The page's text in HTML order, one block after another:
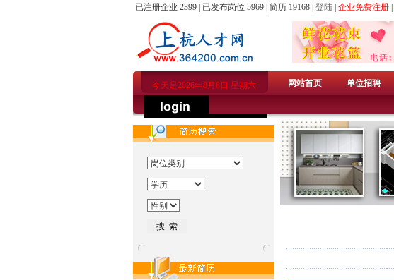
已注册企业 2399 | 已发布岗位 5969 | 简历 19168 | 登陆 企业免费注册
今天是2026年8月8日 星期六 网站首页 单位招聘